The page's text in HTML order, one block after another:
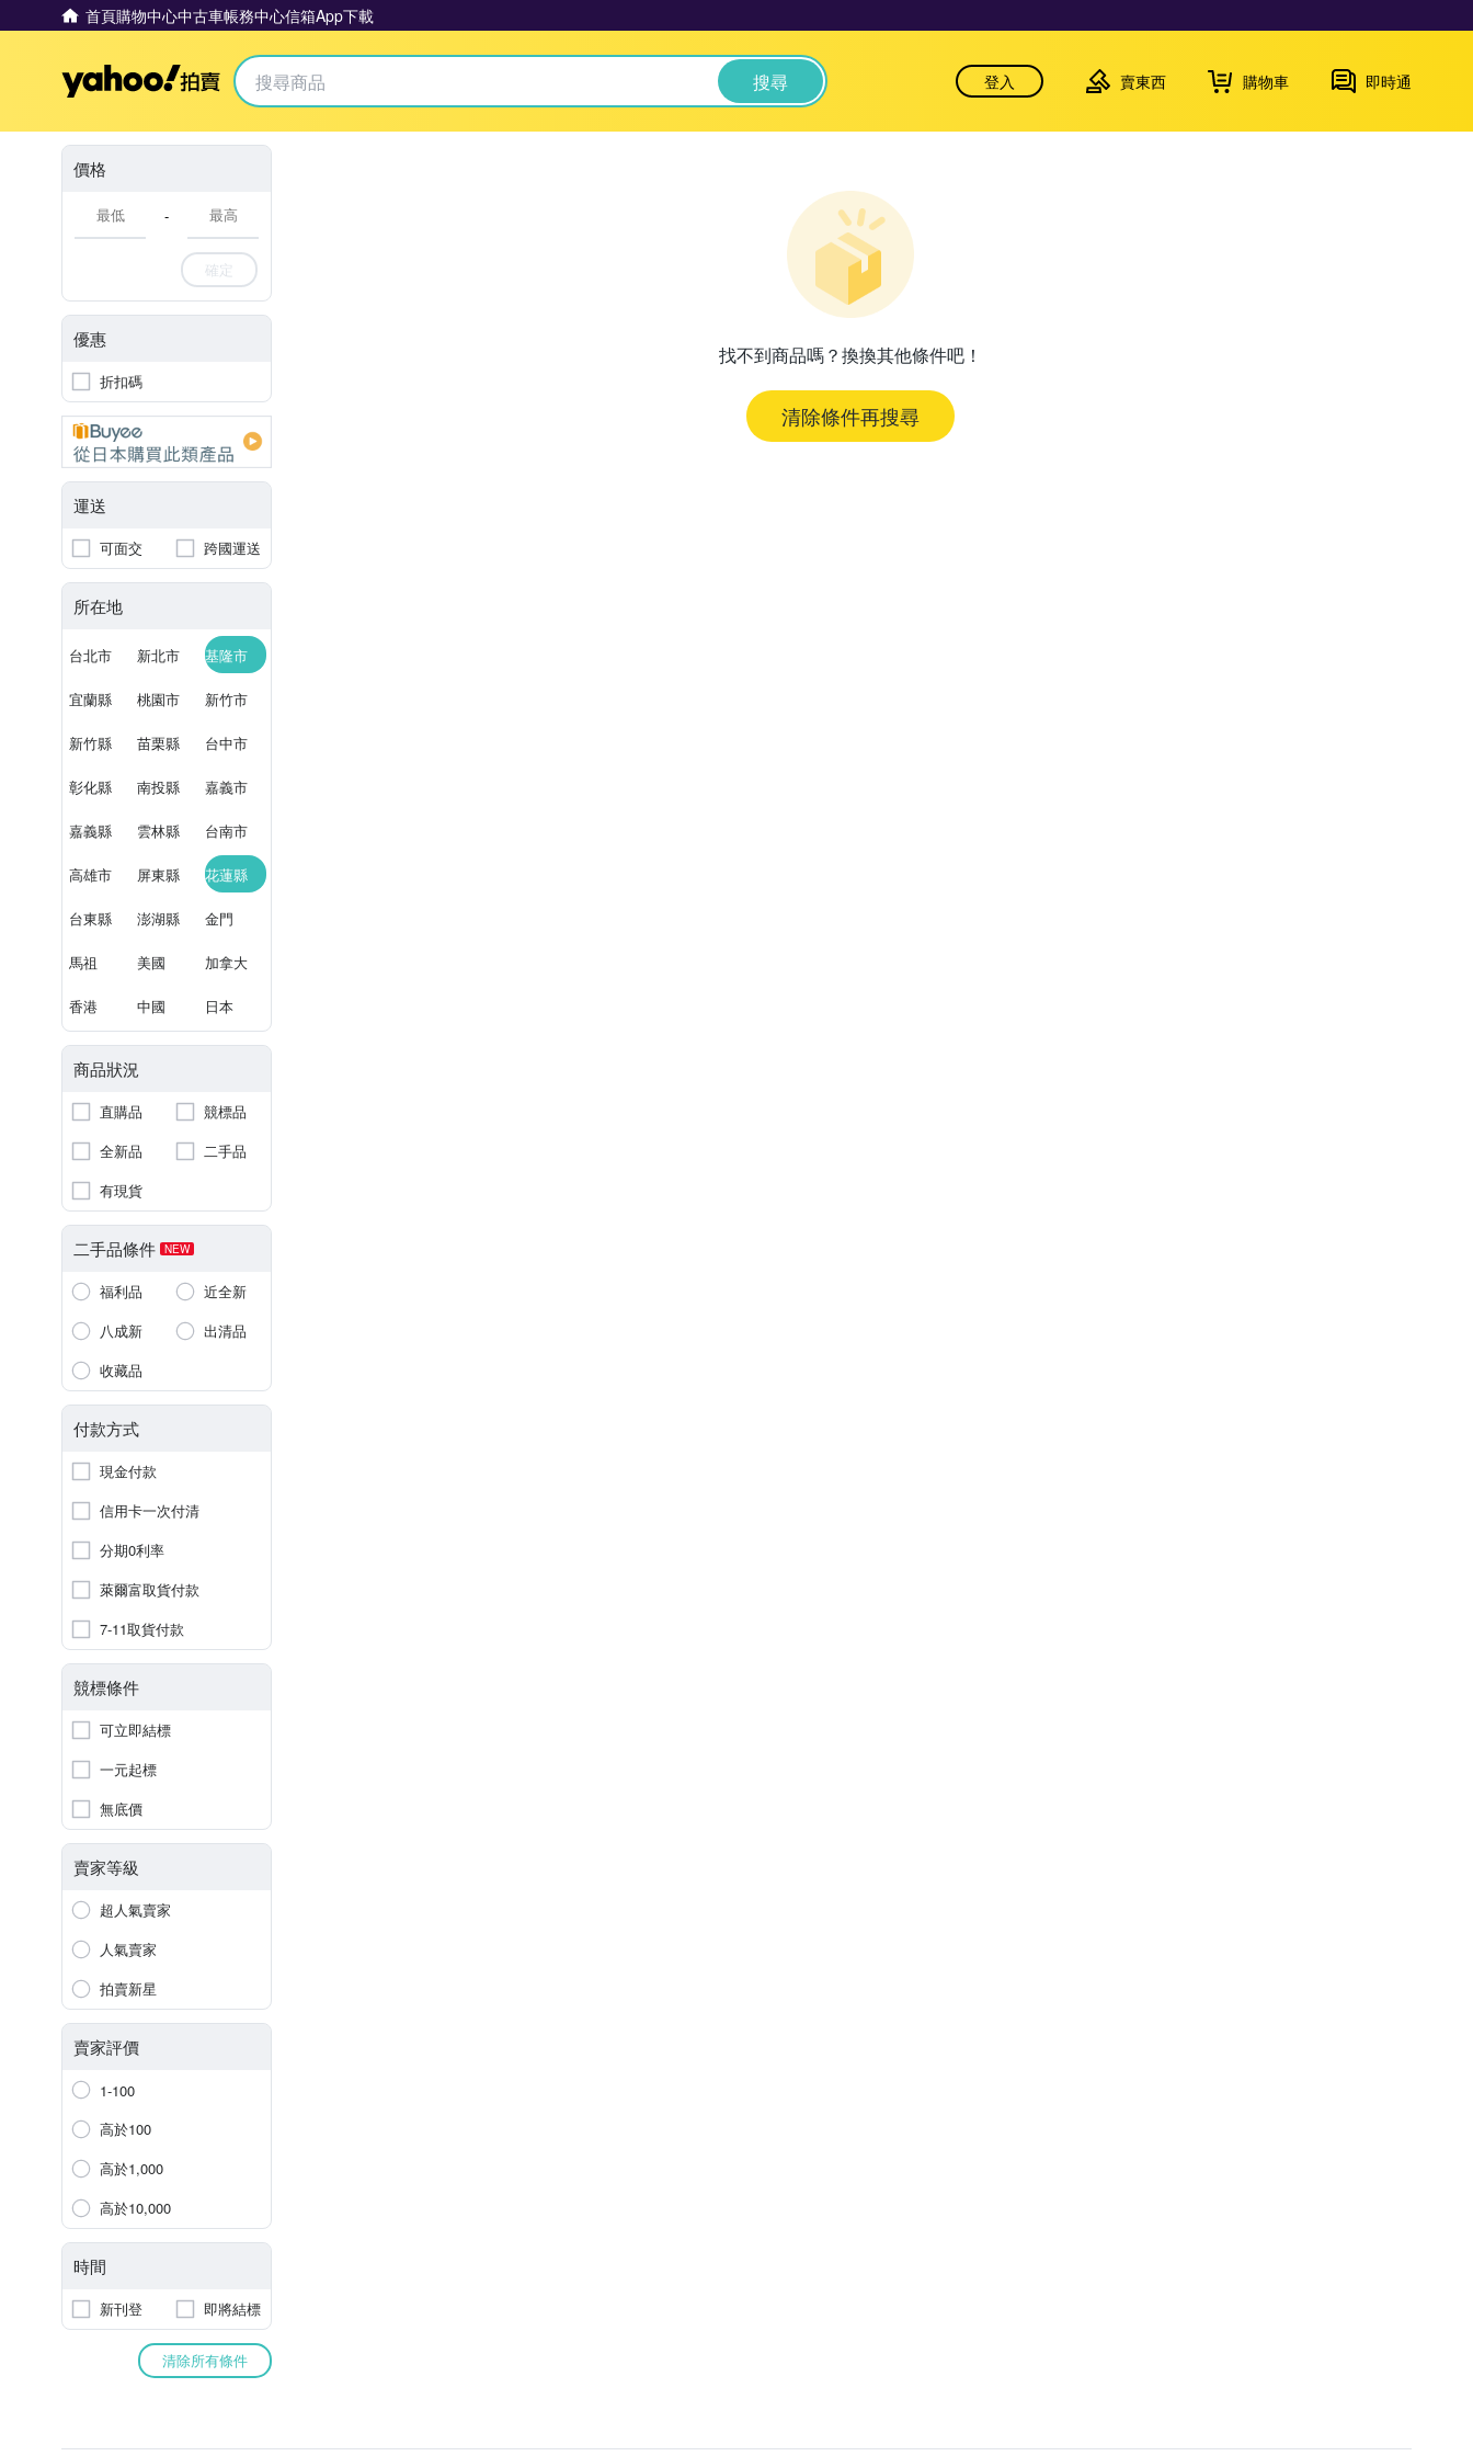
首頁購物中心中古車帳務中心信箱App下載
Yahoo拍賣 搜尋 登入 賣東西 購物車 即時通
價格
-
確定
優惠
折扣碼
運送
可面交 跨國運送
所在地
台北市 新北市 基隆市
宜蘭縣 桃園市 新竹市
新竹縣 苗栗縣 台中市
彰化縣 南投縣 嘉義市
嘉義縣 雲林縣 台南市
高雄市 屏東縣 花蓮縣
台東縣 澎湖縣 金門
馬祖 美國 加拿大
香港 中國 日本
商品狀況
直購品
競標品
全新品
二手品
有現貨
二手品條件 NEW
福利品
近全新
八成新
出清品
收藏品
付款方式
現金付款
信用卡一次付清
分期0利率
萊爾富取貨付款
7-11取貨付款
競標條件
可立即結標
一元起標
無底價
賣家等級
超人氣賣家
人氣賣家
拍賣新星
賣家評價
1-100
高於100
高於1,000
高於10,000
時間
新刊登 即將結標
清除所有條件
找不到商品嗎？換換其他條件吧！
清除條件再搜尋